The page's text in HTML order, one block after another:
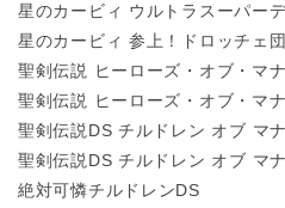
星のカービィ ウルトラスーパー
星のカービィ 参上！ドロッチェ団
聖剣伝説 ヒーローズ・オブ・マナ
聖剣伝説 ヒーローズ・オブ・マナ
聖剣伝説DS チルドレン オブ マナ
聖剣伝説DS チルドレン オブ マナ
絶対可憐チルドレンDS